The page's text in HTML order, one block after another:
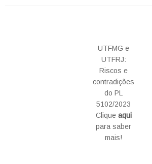
UTFMG e
UTFRJ:
Riscos e
contradições
do PL
5102/2023
Clique aqui
para saber
mais!